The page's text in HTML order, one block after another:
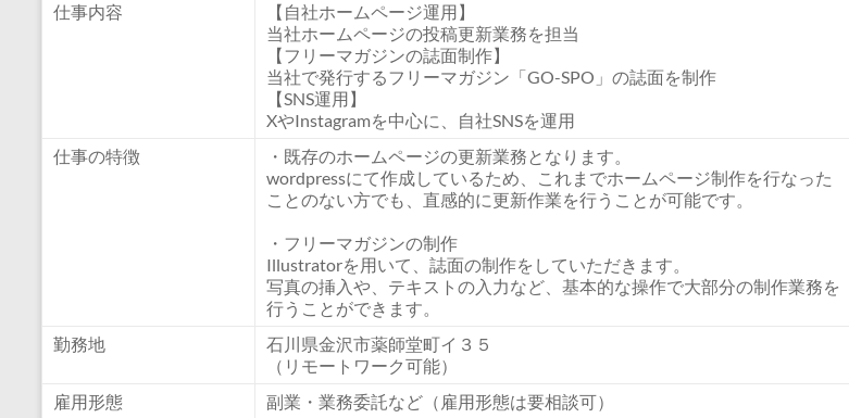
仕事内容
【自社ホームページ運用】
当社ホームページの投稿更新業務を担当
【フリーマガジンの誌面制作】
当社で発行するフリーマガジン「GO-SPO」の誌面を制作
【SNS運用】
XやInstagramを中心に、自社SNSを運用
仕事の特徴
・既存のホームページの更新業務となります。
wordpressにて作成しているため、これまでホームページ制作を行なった
ことのない方でも、直感的に更新作業を行うことが可能です。
・フリーマガジンの制作
Illustratorを用いて、誌面の制作をしていただきます。
写真の挿入や、テキストの入力など、基本的な操作で大部分の制作業務を
行うことができます。
勤務地
石川県金沢市薬師堂町イ３５
（リモートワーク可能）
雇用形態
副業・業務委託など（雇用形態は要相談可）